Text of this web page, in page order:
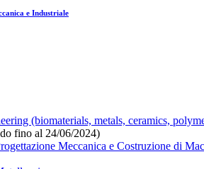
e Industriale
(biomaterials, metals, ceramics,
fino al 24/06/2024)
Meccanica e Costruzione di